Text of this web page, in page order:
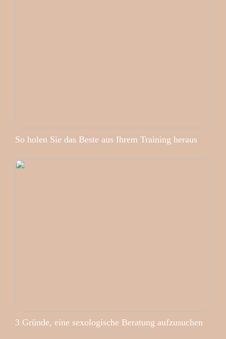
So holen Sie das Beste aus Ihrem Training heraus
3 Gründe, eine sexologische Beratung aufzusuchen